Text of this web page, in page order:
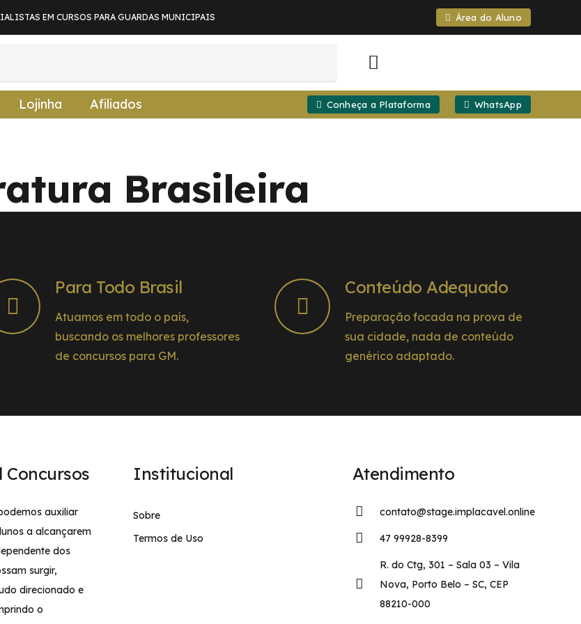
EM CURSOS PARA GUARDAS MUNICIPAIS Área do Aluno
Lojinha Afiliados Conheça a Plataforma WhatsApp
Brasileira
Para Todo Brasil
Atuamos em todo o país,
buscando os melhores professores
de concursos para GM.
Conteúdo Adequado
Preparação focada na prova de
sua cidade, nada de conteúdo
genérico adaptado.
auxiliar
a alcançarem
dos
surgir,
direcionado e
o
Institucional
Sobre
Termos de Uso
Atendimento
contato@stage.implacavel.online
47 99928-8399
R. do Ctg, 301 – Sala 03 – Vila
Nova, Porto Belo – SC, CEP
88210-000